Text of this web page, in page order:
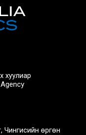
хуулиар
Чингисийн өргөн